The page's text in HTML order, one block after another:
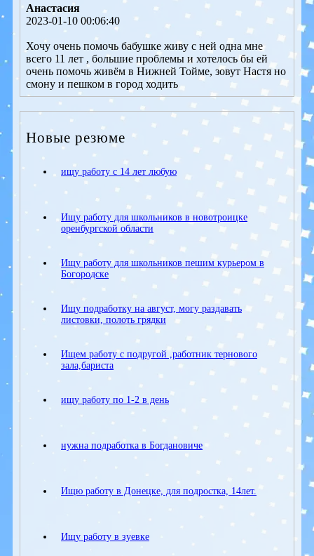
Анастасия
2023-01-10 00:06:40
Хочу очень помочь бабушке живу с ней одна мне
всего 11 лет , большие проблемы и хотелось бы ей
очень помочь живём в Нижней Тойме, зовут Настя но
смону и пешком в город ходить
Новые резюме
ищу работу с 14 лет любую
Ищу работу для школьников в новотроицке
оренбургской области
Ищу работу для школьников пешим курьером в
Богородске
Ищу подработку на август, могу раздавать
листовки, полоть грядки
Ищем работу с подругой ,работник тернового
зала,бариста
ищу работу по 1-2 в день
нужна подработка в Богдановиче
Ищю работу в Донецке, для подростка, 14лет.
Ищу работу в зуевке